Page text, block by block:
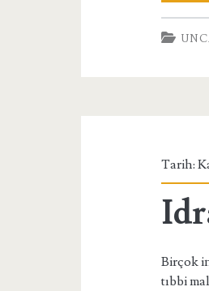
Tarih:
Birçok
tıbbi